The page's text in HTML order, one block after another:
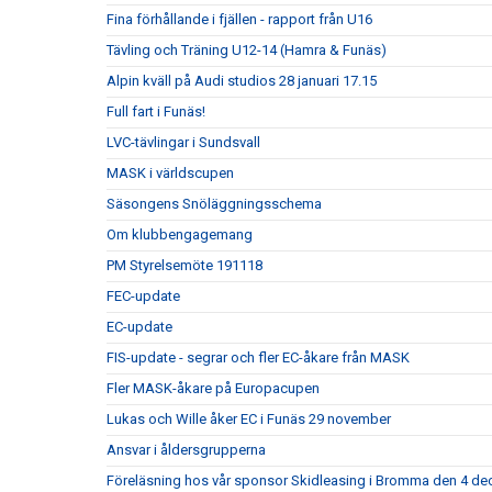
Fina förhållande i fjällen - rapport från U16
Tävling och Träning U12-14 (Hamra & Funäs)
Alpin kväll på Audi studios 28 januari 17.15
Full fart i Funäs!
LVC-tävlingar i Sundsvall
MASK i världscupen
Säsongens Snöläggningsschema
Om klubbengagemang
PM Styrelsemöte 191118
FEC-update
EC-update
FIS-update - segrar och fler EC-åkare från MASK
Fler MASK-åkare på Europacupen
Lukas och Wille åker EC i Funäs 29 november
Ansvar i åldersgrupperna
Föreläsning hos vår sponsor Skidleasing i Bromma den 4